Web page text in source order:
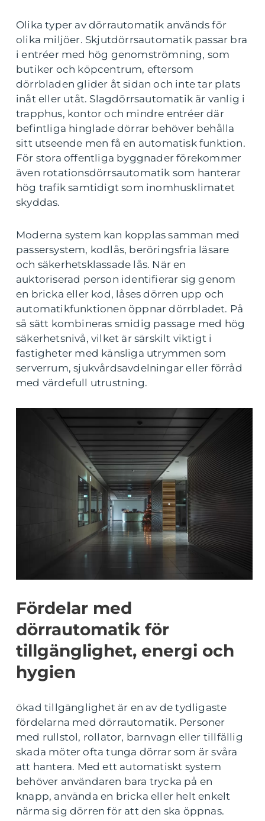
Olika typer av dörrautomatik används för
olika miljöer. Skjutdörrsautomatik passar bra
i entréer med hög genomströmning, som
butiker och köpcentrum, eftersom
dörrbladen glider åt sidan och inte tar plats
inåt eller utåt. Slagdörrsautomatik är vanlig i
trapphus, kontor och mindre entréer där
befintliga hinglade dörrar behöver behålla
sitt utseende men få en automatisk funktion.
För stora offentliga byggnader förekommer
även rotationsdörrsautomatik som hanterar
hög trafik samtidigt som inomhusklimatet
skyddas.
Moderna system kan kopplas samman med
passersystem, kodlås, beröringsfria läsare
och säkerhetsklassade lås. När en
auktoriserad person identifierar sig genom
en bricka eller kod, låses dörren upp och
automatikfunktionen öppnar dörrbladet. På
så sätt kombineras smidig passage med hög
säkerhetsnivå, vilket är särskilt viktigt i
fastigheter med känsliga utrymmen som
serverrum, sjukvårdsavdelningar eller förråd
med värdefull utrustning.
Fördelar med
dörrautomatik för
tillgänglighet, energi och
hygien
ökad tillgänglighet är en av de tydligaste
fördelarna med dörrautomatik. Personer
med rullstol, rollator, barnvagn eller tillfällig
skada möter ofta tunga dörrar som är svåra
att hantera. Med ett automatiskt system
behöver användaren bara trycka på en
knapp, använda en bricka eller helt enkelt
närma sig dörren för att den ska öppnas.